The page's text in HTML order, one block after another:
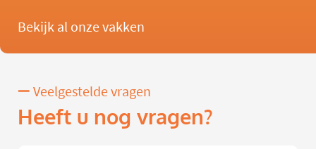
Bekijk al onze vakken
Veelgestelde vragen
Heeft u nog vragen?